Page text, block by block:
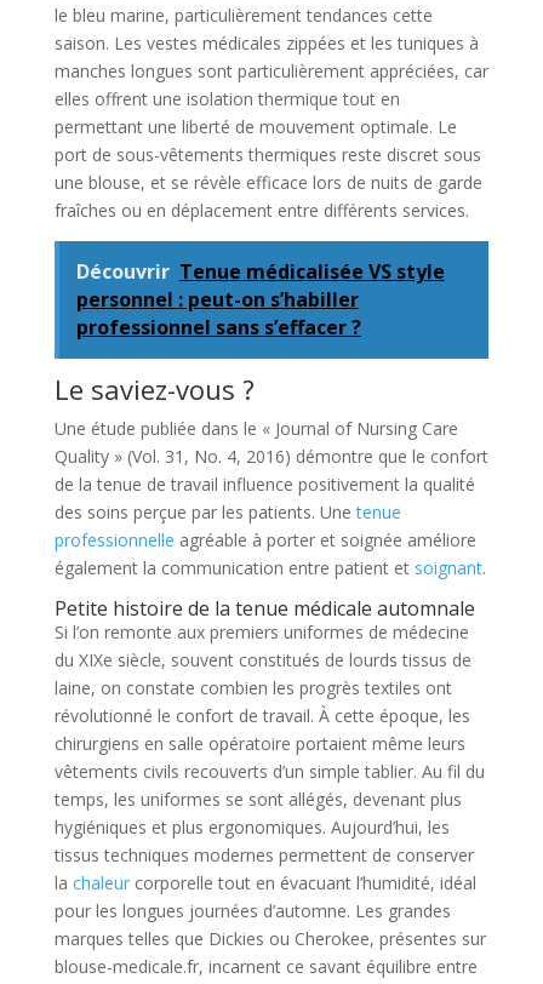
le bleu marine, particulièrement tendances cette
saison. Les vestes médicales zippées et les tuniques à
manches longues sont particulièrement appréciées, car
elles offrent une isolation thermique tout en
permettant une liberté de mouvement optimale. Le
port de sous-vêtements thermiques reste discret sous
une blouse, et se révèle efficace lors de nuits de garde
fraîches ou en déplacement entre différents services.
Découvrir Tenue médicalisée VS style
personnel : peut-on s’habiller
professionnel sans s’effacer ?
Le saviez-vous ?
Une étude publiée dans le « Journal of Nursing Care
Quality » (Vol. 31, No. 4, 2016) démontre que le confort
de la tenue de travail influence positivement la qualité
des soins perçue par les patients. Unetenue
professionnelle agréable à porter et soignée améliore
également la communication entre patient et soignant.
Petite histoire de la tenue médicale automnale
Si l’on remonte aux premiers uniformes de médecine
du XIXe siècle, souvent constitués de lourds tissus de
laine, on constate combien les progrès textiles ont
révolutionné le confort de travail. À cette époque, les
chirurgiens en salle opératoire portaient même leurs
vêtements civils recouverts d’un simple tablier. Au fil du
temps, les uniformes se sont allégés, devenant plus
hygiéniques et plus ergonomiques. Aujourd’hui, les
tissus techniques modernes permettent de conserver
la chaleurcorporelle tout en évacuant l’humidité, idéal
pour les longues journées d’automne. Les grandes
marques telles que Dickies ou Cherokee, présentes sur
blouse-medicale.fr, incarnent ce savant équilibre entre